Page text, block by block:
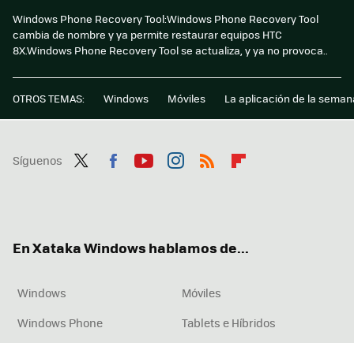
Windows Phone Recovery Tool:Windows Phone Recovery Tool
cambia de nombre y ya permite restaurar equipos HTC
8X.Windows Phone Recovery Tool se actualiza, y ya no provoca..
OTROS TEMAS: Windows Móviles La aplicación de la
Síguenos
En Xataka Windows hablamos de...
Windows
Móviles
Windows Phone
Tablets e Híbridos